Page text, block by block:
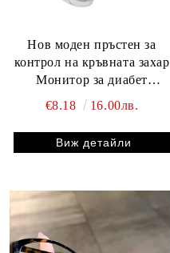
Нов моден пръстен за
контрол на кръвната захар
Монитор за диабет
Устройство против хъркане
Пръстен Магнитна терапия
€8.18 16.00лв.
Виж детайли